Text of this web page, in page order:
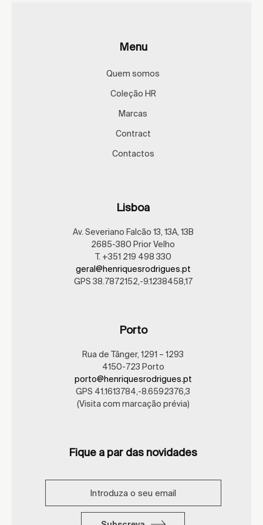
Menu
Quem somos
Coleção HR
Marcas
Contract
Contactos
Lisboa
Av. Severiano Falcão 13, 13A, 13B
2685-380 Prior Velho
T. +351 219 498 330
geral@henriquesrodrigues.pt
GPS 38.7872152,-9.1238458,17
Porto
Rua de Tânger, 1291 – 1293
4150-723 Porto
porto@henriquesrodrigues.pt
GPS 41.1613784,-8.6592376,3
(Visita com marcação prévia)
Fique a par das novidades